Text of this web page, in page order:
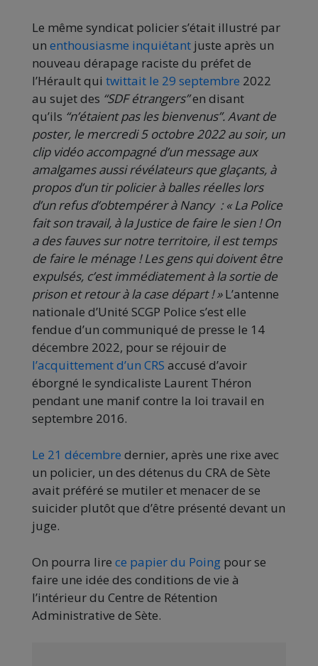
Le même syndicat policier s’était illustré par
un enthousiasme inquiétant juste après un
nouveau dérapage raciste du préfet de
l’Hérault qui twittait le 29 septembre 2022
au sujet des “SDF étrangers”en disant
qu’ils “n’étaient pas les bienvenus”.Avant de
poster, le mercredi 5 octobre 2022 au soir, un
clip vidéo accompagné d’un message aux
amalgames aussi révélateurs que glaçants, à
propos d’un tir policier à balles réelles lors
d’un refus d’obtempérer à Nancy : « La Police
fait son travail, à la Justice de faire le sien ! On
a des fauves sur notre territoire, il est temps
de faire le ménage ! Les gens qui doivent être
expulsés, c’est immédiatement à la sortie de
prison et retour à la case départ ! »L’antenne
nationale d’Unité SCGP Police s’est elle
fendue d’un communiqué de presse le 14
décembre 2022, pour se réjouir de
l’acquittement d’un CRS accusé d’avoir
éborgné le syndicaliste Laurent Théron
pendant une manif contre la loi travail en
septembre 2016.
Le 21 décembre dernier, après une rixe avec
un policier, un des détenus du CRA de Sète
avait préféré se mutiler et menacer de se
suicider plutôt que d’être présenté devant un
juge.
On pourra lire ce papier du Poing pour se
faire une idée des conditions de vie à
l’intérieur du Centre de Rétention
Administrative de Sète.